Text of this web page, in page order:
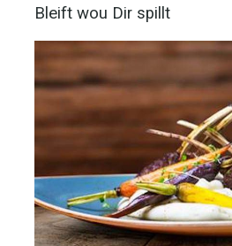
Bleift wou Dir spillt